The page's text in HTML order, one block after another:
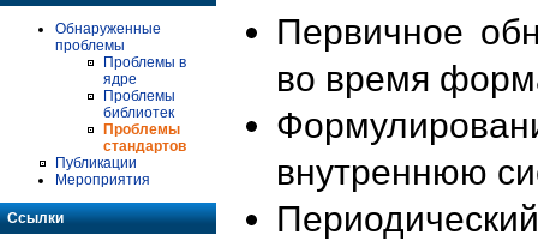
Обнаруженные
проблемы
Проблемы в
ядре
Проблемы
библиотек
Проблемы
стандартов
Публикации
Мероприятия
Ссылки
Первичное
во время
внутреннюю